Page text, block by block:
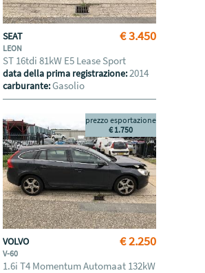
€ 3.450
SEAT
LEON
ST 16tdi 81kW E5 Lease Sport
data della prima registrazione:2014
carburante:Gasolio
€ 2.250
prezzo esportazione
€ 1.750
VOLVO
V-60
1.6i T4 Momentum Automaat 132kW